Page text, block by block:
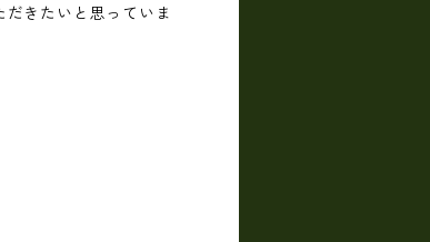
きたいと思っていま